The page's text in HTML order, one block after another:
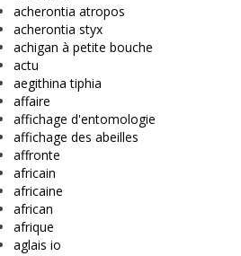
acherontia atropos
acherontia styx
achigan à petite bouche
actu
aegithina tiphia
affaire
affichage d'entomologie
affichage des abeilles
affronte
africain
africaine
african
afrique
aglais io